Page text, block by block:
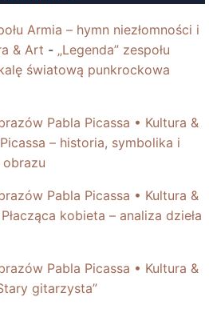
Armia – hymn niezłomności i
& Art - „Legenda” zespołu
światową punkrockowa
Pabla Picassa • Kultura &
Picassa – historia, symbolika i
Pabla Picassa • Kultura &
kobieta – analiza dzieła
Pabla Picassa • Kultura &
gitarzysta”